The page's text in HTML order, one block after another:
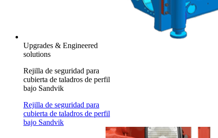
Upgrades & Engineered
solutions
Rejilla de seguridad para
cubierta de taladros de perfil
bajo Sandvik
Rejilla de seguridad para
cubierta de taladros de perfil
bajo Sandvik